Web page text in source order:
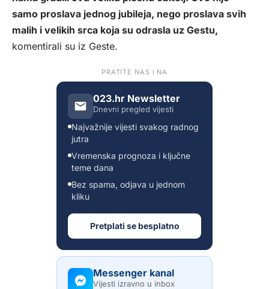
samo proslava jednog jubileja, nego proslava svih
malih i velikih srca koja su odrasla uz Gestu,
komentirali su iz Geste.
PRATITE NAS I NA
023.hr Newsletter
Dnevni pregled vijesti
Najvažnije vijesti svakog radnog
jutra
Vremenska prognoza i ključne
teme dana
Bez spama, odjava u jednom
kliku
Pretplati se besplatno
Messenger kanal
Vijesti izravno u inbox